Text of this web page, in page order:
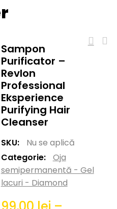
Sampon
Purificator –
Revlon
Professional
Eksperience
Purifying Hair
Cleanser
SKU:
Nu se aplică
Categorie:
Oja
semipermanentă - Gel
lacuri - Diamond